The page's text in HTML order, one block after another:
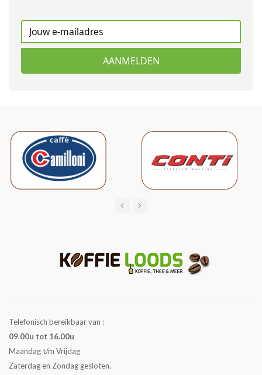
AANMELDEN
Telefonisch bereikbaar van :
09.00u tot 16.00u
Maandag t/m Vrijdag
Zaterdag en Zondag gesloten.